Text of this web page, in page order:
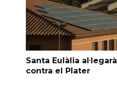
Santa Eulàlia al·legarà
contra el Plater